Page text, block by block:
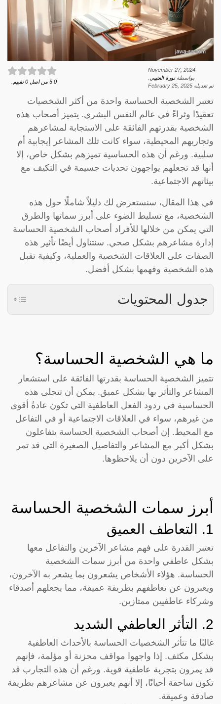
November 27, 2024
بواسطةنورة العتيبي
تم تعديله February 25, 2025
0
5 من اصل 0 تقييم.
تعتبر الشخصية الحساسة واحدة من أكثر الشخصيات
تعقيدًا وثراءً في عالم النفس البشري. يتميز أصحاب هذه
الشخصية بقدرتهم الفائقة على الاستجابة لمشاعرهم
وتجاربهم المحيطية، سواء كانت تلك المشاعر إيجابية أم
سلبية. ورغم أن هذه الحساسية تميزهم بشكل خاص، إلا
أنها قد تجعلهم يواجهون تحديات جسيمة في التكيف مع
بيئاتهم الاجتماعية.
في هذا المقال، سنستعرض لك دليلاً شاملًا حول هذه
الشخصية، مع تسليط الضوء على أبرز سماتها والطرق
التي يمكن من خلالها للأفراد أصحاب الشخصية الحساسة
إدارة مشاعرهم بشكل صحي. سنتناول أيضًا تأثير هذه
الصفات على العلاقات الشخصية والعملية، وكيفية تقبل
هذه الشخصية وفهمها بشكل أفضل.
جدول المحتويات
ما هي الشخصية الحساسة؟
تتميز الشخصية الحساسة بقدرتها الفائقة على استشعار
المشاعر والتأثر بها بشكل عميق. يمكن أن تتجلى هذه
الحساسية في ردود الفعل العاطفية التي تكون عادةً أقوى
من غيرهم، سواء في العلاقات الاجتماعية أو في التفاعل
مع المحيط. إن أصحاب الشخصية الحساسة يتفاعلون
بشكل أكبر مع المشاعر والتفاصيل الصغيرة التي قد تمر
على الآخرين دون أن يلاحظوها.
أبرز سمات الشخصية الحساسة
1. التعاطف العميق
تعتبر القدرة على فهم مشاعر الآخرين والتفاعل معها
بشكل عاطفي واحدة من أبرز سمات الشخصية
الحساسة. هؤلاء الأشخاص يشعرون بما يشعر به الآخرون،
ويعبرون عن تعاطفهم بطريقة عميقة، مما يجعلهم أصدقاء
وشركاء عاطفيين ممتازين.
2. التأثر العاطفي الشديد
غالبًا ما تتأثر الشخصيات الحساسة بالأحداث العاطفية
بشكل مكثف. إذا واجهوا مواقف محزنة أو مؤلمة، فإنهم
قد يمرون بتجربة عاطفية قوية. ورغم أن هذه التجارب قد
تكون ساحقة أحيانًا، إلا أنهم يعبرون عن مشاعرهم بطريقة
صادقة وعميقة.